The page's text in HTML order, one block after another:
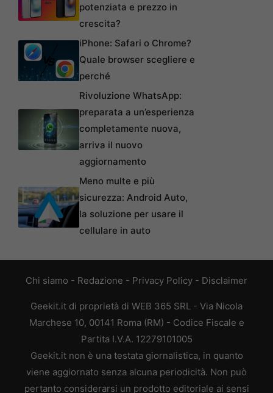
potenziata e prezzo in
crescita?
iPhone: Safari o Chrome?
Quale browser scegliere e
perché
Rivoluzione WhatsApp:
preparata a un’esperienza
completamente nuova,
arriva il nuovo
aggiornamento
Meno multe e più
sicurezza: Android Auto,
la soluzione per usare il
cellulare in auto
Chi siamo - Redazione - Privacy Policy - Disclaimer
Geekit.it di proprietà di WEB 365 SRL - Via Nicola
Marchese 10, 00141 Roma (RM) - Codice Fiscale e
Partita I.V.A. 12279101005
Geekit.it non è una testata giornalistica, in quanto
viene aggiornato senza alcuna periodicità. Non può
pertanto considerarsi un prodotto editoriale ai sensi